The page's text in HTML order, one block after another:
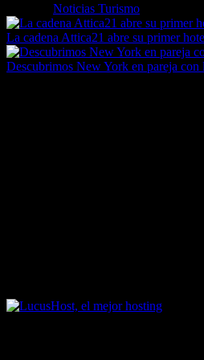
Noticias Turismo
La cadena Attica21 abre su primer
Descubrimos New York en pareja